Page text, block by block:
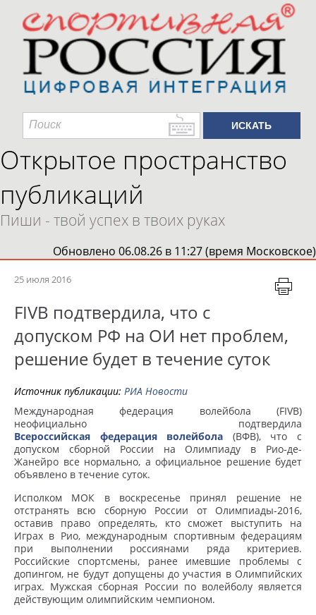
Открытое пространство
публикаций
Пиши - твой успех в твоих руках
Обновлено 06.08.26 в 11:27 (время Московское)
25 июля 2016
FIVB подтвердила, что с
допуском РФ на ОИ нет проблем,
решение будет в течение суток
Источник публикации: РИА Новости
Международная федерация волейбола (FIVB)
неофициально подтвердила
Всероссийская федерация волейбола (ВФВ), что с
допуском сборной России на Олимпиаду в Рио-де-
Жанейро все нормально, а официальное решение будет
объявлено в течение суток.
Исполком МОК в воскресенье принял решение не
отстранять всю сборную России от Олимпиады-2016,
оставив право определять, кто сможет выступить на
Играх в Рио, международным спортивным федерациям
при выполнении россиянами ряда критериев.
Российские спортсмены, ранее имевшие проблемы с
допингом, не будут допущены до участия в Олимпийских
играх. Мужская сборная России по волейболу является
действующим олимпийским чемпионом.